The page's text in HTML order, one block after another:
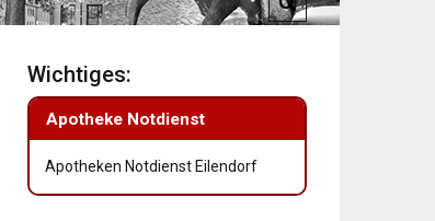
Wichtiges:
Apotheke Notdienst
Apotheken Notdienst Eilendorf